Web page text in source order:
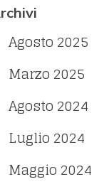
Agosto 2025
Marzo 2025
Agosto 2024
Luglio 2024
Maggio 2024